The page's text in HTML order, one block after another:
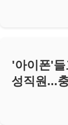
'아이폰'
성직원...